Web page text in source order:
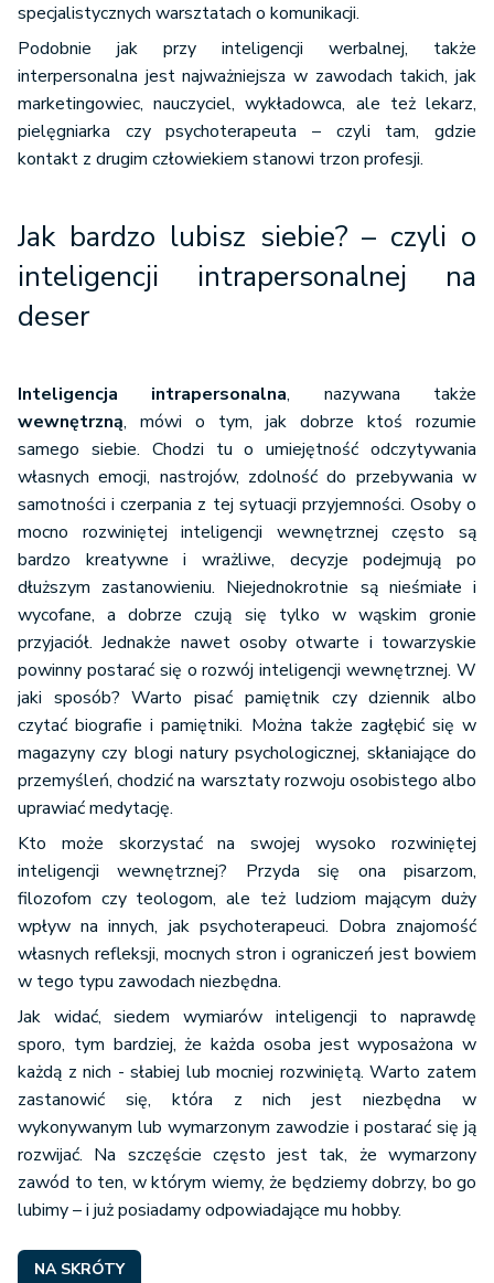
specjalistycznych warsztatach o komunikacji.
Podobnie jak przy inteligencji werbalnej, także
interpersonalna jest najważniejsza w zawodach takich, jak
marketingowiec, nauczyciel, wykładowca, ale też lekarz,
pielęgniarka czy psychoterapeuta – czyli tam, gdzie
kontakt z drugim człowiekiem stanowi trzon profesji.
Jak bardzo lubisz siebie? – czyli o
inteligencji intrapersonalnej na
deser
Inteligencja intrapersonalna, nazywana także
wewnętrzną, mówi o tym, jak dobrze ktoś rozumie
samego siebie. Chodzi tu o umiejętność odczytywania
własnych emocji, nastrojów, zdolność do przebywania w
samotności i czerpania z tej sytuacji przyjemności. Osoby o
mocno rozwiniętej inteligencji wewnętrznej często są
bardzo kreatywne i wrażliwe, decyzje podejmują po
dłuższym zastanowieniu. Niejednokrotnie są nieśmiałe i
wycofane, a dobrze czują się tylko w wąskim gronie
przyjaciół. Jednakże nawet osoby otwarte i towarzyskie
powinny postarać się o rozwój inteligencji wewnętrznej. W
jaki sposób? Warto pisać pamiętnik czy dziennik albo
czytać biografie i pamiętniki. Można także zagłębić się w
magazyny czy blogi natury psychologicznej, skłaniające do
przemyśleń, chodzić na warsztaty rozwoju osobistego albo
uprawiać medytację.
Kto może skorzystać na swojej wysoko rozwiniętej
inteligencji wewnętrznej? Przyda się ona pisarzom,
filozofom czy teologom, ale też ludziom mającym duży
wpływ na innych, jak psychoterapeuci. Dobra znajomość
własnych refleksji, mocnych stron i ograniczeń jest bowiem
w tego typu zawodach niezbędna.
Jak widać, siedem wymiarów inteligencji to naprawdę
sporo, tym bardziej, że każda osoba jest wyposażona w
każdą z nich - słabiej lub mocniej rozwiniętą. Warto zatem
zastanowić się, która z nich jest niezbędna w
wykonywanym lub wymarzonym zawodzie i postarać się ją
rozwijać. Na szczęście często jest tak, że wymarzony
zawód to ten, w którym wiemy, że będziemy dobrzy, bo go
lubimy – i już posiadamy odpowiadające mu hobby.
NA SKRÓTY